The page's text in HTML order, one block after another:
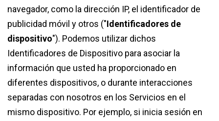
navegador, como la dirección IP, el identificador de
publicidad móvil y otros ("Identificadores de
dispositivo"). Podemos utilizar dichos
Identificadores de Dispositivo para asociar la
información que usted ha proporcionado en
diferentes dispositivos, o durante interacciones
separadas con nosotros en los Servicios en el
mismo dispositivo. Por ejemplo, si inicia sesión en